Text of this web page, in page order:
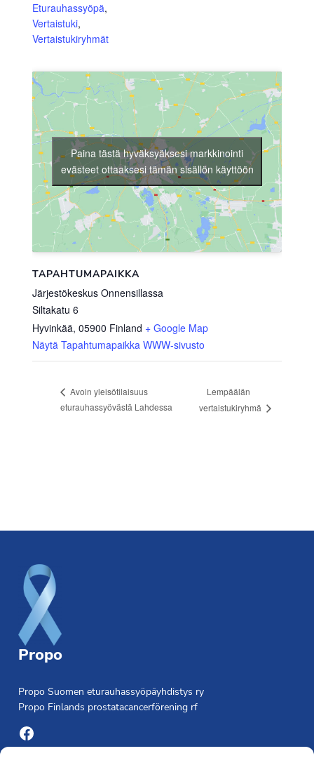
Eturauhassyöpä,
Vertaistuki,
Vertaistukiryhmät
TAPAHTUMAPAIKKA
Järjestökeskus Onnensillassa
Siltakatu 6
Hyvinkää, 05900 Finland + Google Map
Näytä Tapahtumapaikka WWW-sivusto
Paina tästä hyväksyäksesi markkinointi
evästeet ottaaksesi tämän sisällön käyttöön
Avoin yleisötilaisuus
eturauhassyövästä Lahdessa
Lempäälän
vertaistukiryhmä
Propo
Propo Suomen eturauhassyöpäyhdistys ry
Propo Finlands prostatacancerförening rf
Facebook